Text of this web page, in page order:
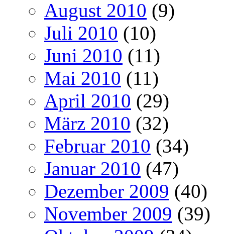
August 2010 (9)
Juli 2010 (10)
Juni 2010 (11)
Mai 2010 (11)
April 2010 (29)
März 2010 (32)
Februar 2010 (34)
Januar 2010 (47)
Dezember 2009 (40)
November 2009 (39)